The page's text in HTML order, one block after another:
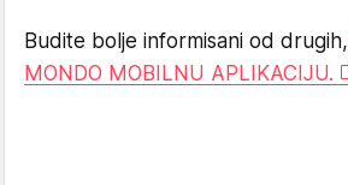
Budite bolje informisani od drugih,
MONDO MOBILNU APLIKACIJU.